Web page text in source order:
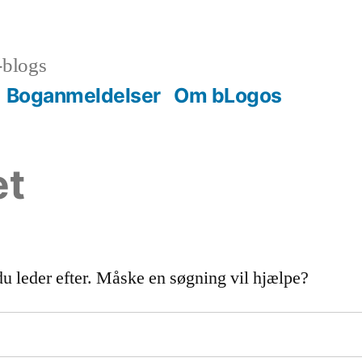
Boganmeldelser Om bLogos
leder efter. Måske en søgning vil hjælpe?